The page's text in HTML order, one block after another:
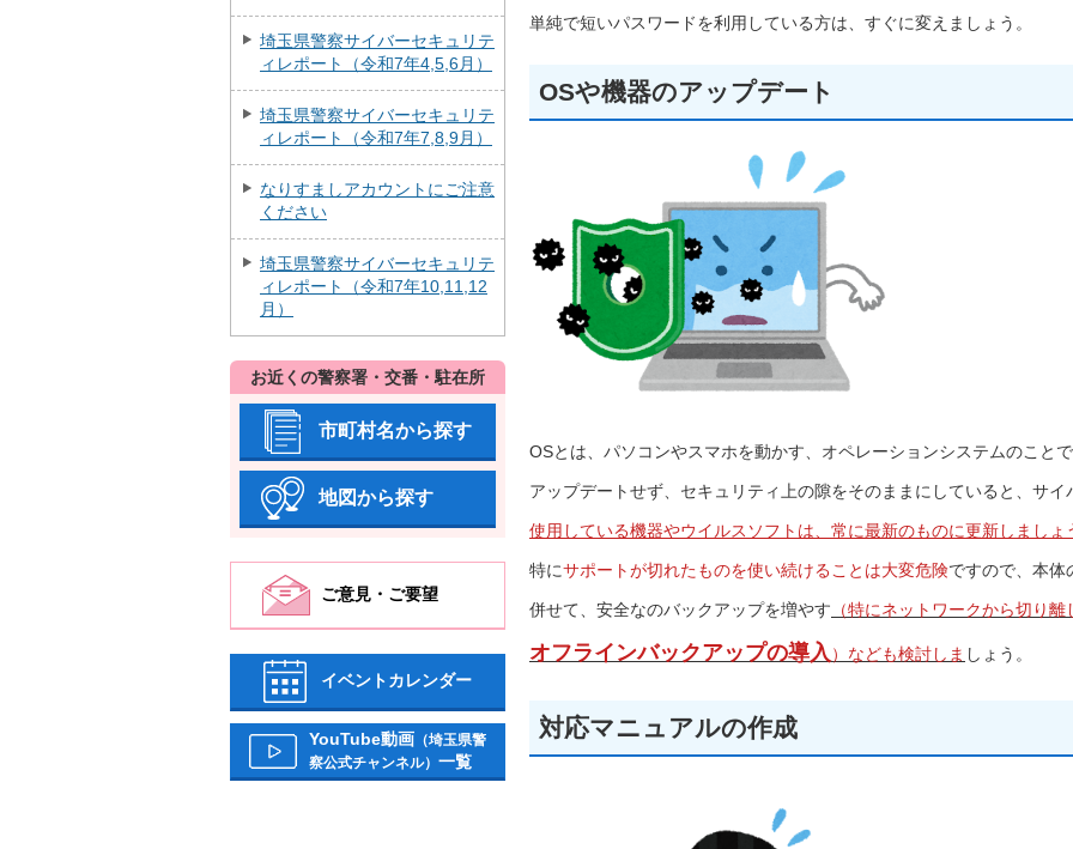
埼玉県警察サイバーセキュリテ
ィレポート（令和7年4,5,6月）
埼玉県警察サイバーセキュリテ
ィレポート（令和7年7,8,9月）
なりすましアカウントにご注意
ください
埼玉県警察サイバーセキュリテ
ィレポート（令和7年10,11,12
月）
お近くの警察署・交番・駐在所
市町村名から探す
地図から探す
ご意見・ご要望
イベントカレンダー
YouTube動画 （埼玉県警
察公式チャンネル） 一覧
単純で短いパスワードを利用している方は、すぐに変えましょう。
OSや機器のアップデート
OSとは、パソコンやスマホを動かす、オペレーションシステムのこと
アップデートせず、セキュリティ上の隙をそのままにしていると、サ
使用している機器やウイルスソフトは、常に最新のものに更新しましょ
特にサポートが切れたものを使い続けることは大変危険ですので、本体
併せて、安全なのバックアップを増やす （特にネットワークから切り
オフラインバックアップの導入）なども検討しま しょう。
対応マニュアルの作成